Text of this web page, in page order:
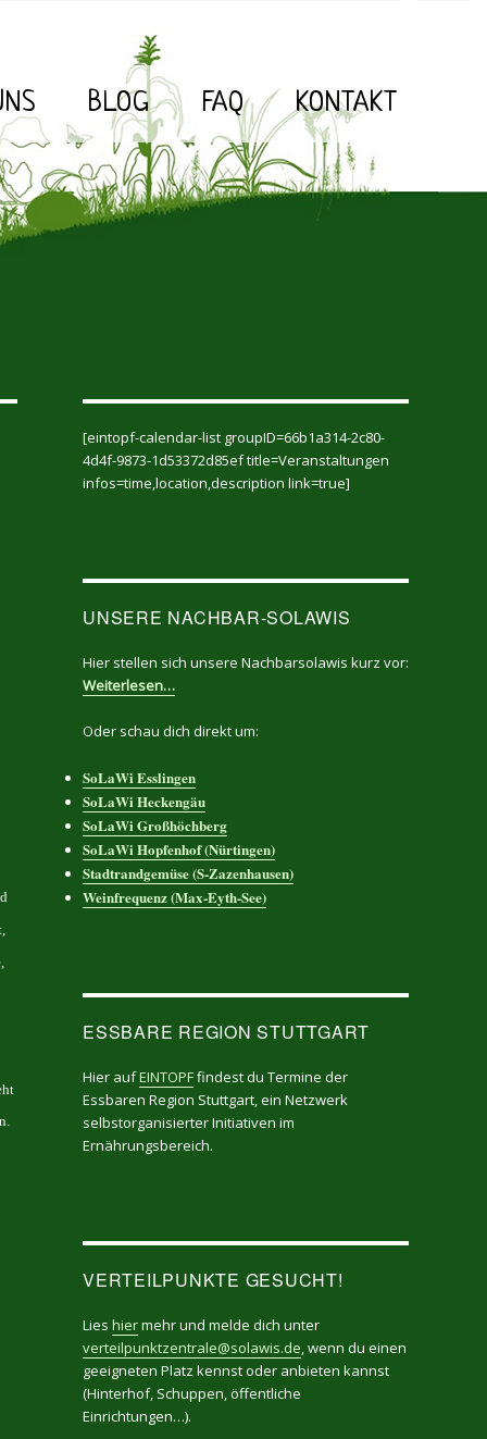
BLOG FAQ KONTAKT
[eintopf-calendar-list groupID=66b1a314-2c80-
4d4f-9873-1d53372d85ef title=Veranstaltungen
infos=time,location,description link=true]
UNSERE NACHBAR-SOLAWIS
Hier stellen sich unsere Nachbarsolawis kurz vor:
Weiterlesen…
Oder schau dich direkt um:
SoLaWi Esslingen
SoLaWi Heckengäu
SoLaWi Großhöchberg
SoLaWi Hopfenhof (Nürtingen)
Stadtrandgemüse (S-Zazenhausen)
Weinfrequenz (Max-Eyth-See)
ESSBARE REGION STUTTGART
Hier aufEINTOPFfindest du Termine der
Essbaren Region Stuttgart, ein Netzwerk
selbstorganisierter Initiativen im
Ernährungsbereich.
VERTEILPUNKTE GESUCHT!
Lies hiermehr und melde dich unter
verteilpunktzentrale@solawis.de, wenn du einen
geeigneten Platz kennst oder anbieten kannst
(Hinterhof, Schuppen, öffentliche
Einrichtungen…).